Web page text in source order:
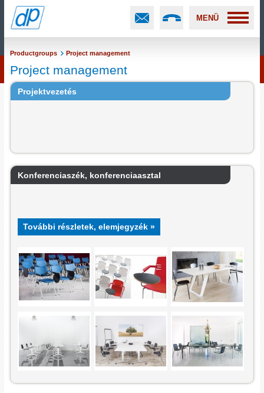
MENÜ
Productgroups Project management
Project management
Projektvezetés
Konferenciaszék, konferenciaasztal
További részletek, elemjegyzék »